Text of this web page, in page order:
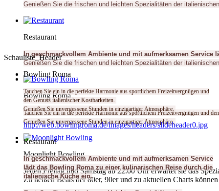
Genießen Sie die frischen und leichten Spezialitäten der
Restaurant
In geschmackvollem Ambiente und mit aufmerksamen
Genießen Sie die frischen und leichten Spezialitäten der
Bowling Roma
Tauchen Sie ein in die perfekte Harmonie aus sportlichem Freizeitvergnügen und
Genießen Sie unvergessene Stunden in einzigartiger Atmosphäre.
Moonlight Bowling
Jeden Freitag und Samstag ab 22.00 Uhr erwartet sie das
Zu heißen Beats der 80er, 90er und zu aktuellen Charts
Schauliste_Header
Bowling Roma
Tauchen Sie ein in die perfekte Harmonie aus sportlichem Freizeitvergnügen und
den Genuss italienischer Kostbarkeiten.
Genießen Sie unvergessene Stunden in einzigartiger Atmosphäre.
http://web.bowlingroma.de/images/headers/slideheader0.jpg
Restaurant
In geschmackvollem Ambiente und mit aufmerksamen Service
lädt das Bowling Roma zu einer kulinarischen Reise durch die
italienische Küche ein.